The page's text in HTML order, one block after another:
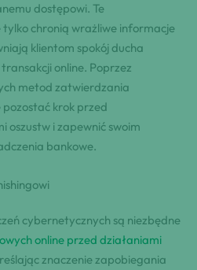
dostępowi. Te
tylko chronią wrażliwe informacje
klientom spokój ducha
online. Poprzez
metod zatwierdzania
krok przed
oszustw i zapewnić swoim
bankowe.
cybernetycznych są niezbędne
online przed działaniami
znaczenie zapobiegania